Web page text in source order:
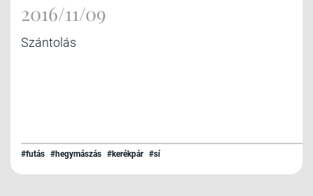
2016/11/09
Szántolás
#futás #hegymászás #kerékpár #sí